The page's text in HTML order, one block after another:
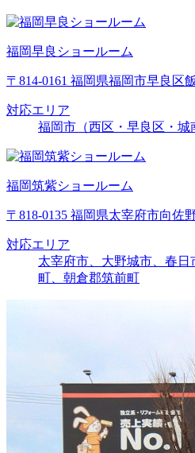
福岡早良ショールーム
〒814-0161 福岡県福岡市早良区
対応エリア
福岡市（西区・早良区・城
福岡筑紫ショールーム
〒818-0135 福岡県太宰府市向佐
対応エリア
太宰府市、大野城市、春
町、朝倉郡筑前町